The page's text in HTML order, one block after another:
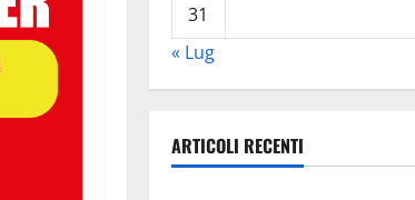
31
« Lug
ARTICOLI RECENTI